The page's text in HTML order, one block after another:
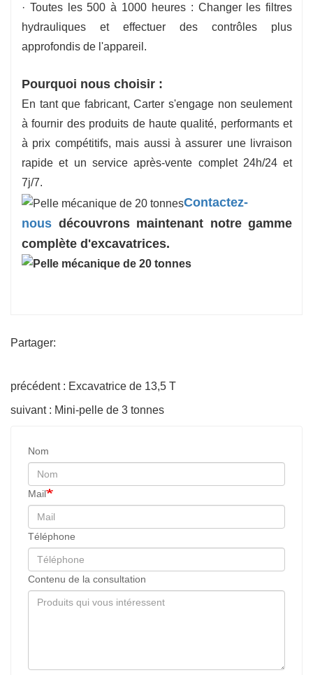
· Toutes les 500 à 1000 heures : Changer les filtres
hydrauliques et effectuer des contrôles plus
approfondis de l'appareil.
Pourquoi nous choisir :
En tant que fabricant, Carter s'engage non seulement
à fournir des produits de haute qualité, performants et
à prix compétitifs, mais aussi à assurer une livraison
rapide et un service après-vente complet 24h/24 et
7j/7.
Contactez-
nous découvrons maintenant notre gamme
complète d'excavatrices.
Partager:
précédent : Excavatrice de 13,5 T
suivant : Mini-pelle de 3 tonnes
Nom
Mail
Téléphone
Contenu de la consultation